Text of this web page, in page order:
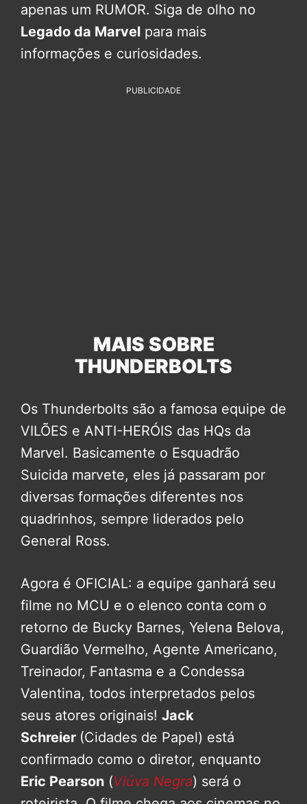
apenas um RUMOR. Siga de olho no
Legado da Marvel para mais
informações e curiosidades.
PUBLICIDADE
MAIS SOBRE
THUNDERBOLTS
Os Thunderbolts são a famosa equipe de
VILÕES e ANTI-HERÓIS das HQs da
Marvel. Basicamente o Esquadrão
Suicida marvete, eles já passaram por
diversas formações diferentes nos
quadrinhos, sempre liderados pelo
General Ross.
Agora é OFICIAL: a equipe ganhará seu
filme no MCU e o elenco conta com o
retorno de Bucky Barnes, Yelena Belova,
Guardião Vermelho, Agente Americano,
Treinador, Fantasma e a Condessa
Valentina, todos interpretados pelos
seus atores originais! Jack
Schreier (Cidades de Papel) está
confirmado como o diretor, enquanto
Eric Pearson (Viúva Negra) será o